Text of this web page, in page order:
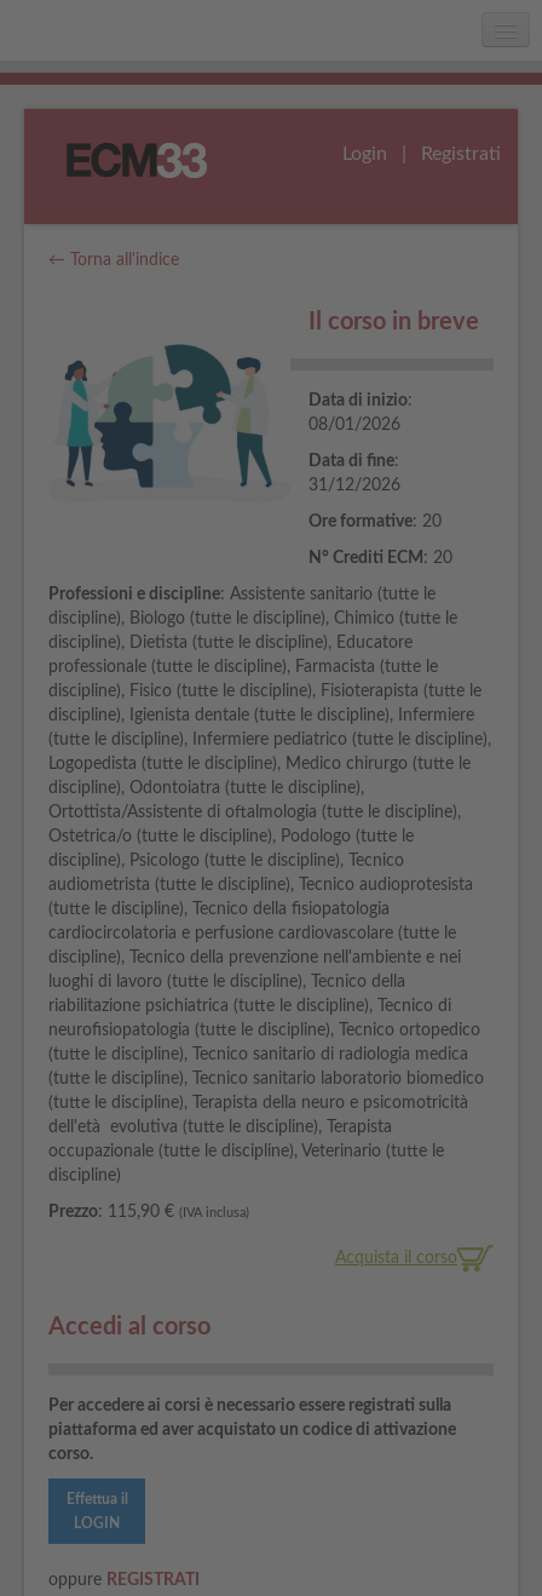
Home
Assistenza
Login Registrati
← Torna all'indice
Il corso in breve
Data di inizio:
08/01/2026
Data di fine:
31/12/2026
Ore formative: 20
N° Crediti ECM : 20
Professioni e discipline: Assistente sanitario (tutte le
discipline), Biologo (tutte le discipline), Chimico (tutte le
discipline), Dietista (tutte le discipline), Educatore
professionale (tutte le discipline), Farmacista (tutte le
discipline), Fisico (tutte le discipline), Fisioterapista (tutte le
discipline), Igienista dentale (tutte le discipline), Infermiere
(tutte le discipline), Infermiere pediatrico (tutte le discipline),
Logopedista (tutte le discipline), Medico chirurgo (tutte le
discipline), Odontoiatra (tutte le discipline),
Ortottista/Assistente di oftalmologia (tutte le discipline),
Ostetrica/o (tutte le discipline), Podologo (tutte le
discipline), Psicologo (tutte le discipline), Tecnico
audiometrista (tutte le discipline), Tecnico audioprotesista
(tutte le discipline), Tecnico della fisiopatologia
cardiocircolatoria e perfusione cardiovascolare (tutte le
discipline), Tecnico della prevenzione nell'ambiente e nei
luoghi di lavoro (tutte le discipline), Tecnico della
riabilitazione psichiatrica (tutte le discipline), Tecnico di
neurofisiopatologia (tutte le discipline), Tecnico ortopedico
(tutte le discipline), Tecnico sanitario di radiologia medica
(tutte le discipline), Tecnico sanitario laboratorio biomedico
(tutte le discipline), Terapista della neuro e psicomotricità
dell'età evolutiva (tutte le discipline), Terapista
occupazionale (tutte le discipline), Veterinario (tutte le
discipline)
Prezzo: 115,90 € (IVA inclusa)
Acquista il corso
Accedi al corso
Per accedere ai corsi è necessario essere registrati sulla
piattaforma ed aver acquistato un codice di attivazione
corso.
Effettua il
LOGIN
oppure REGISTRATI